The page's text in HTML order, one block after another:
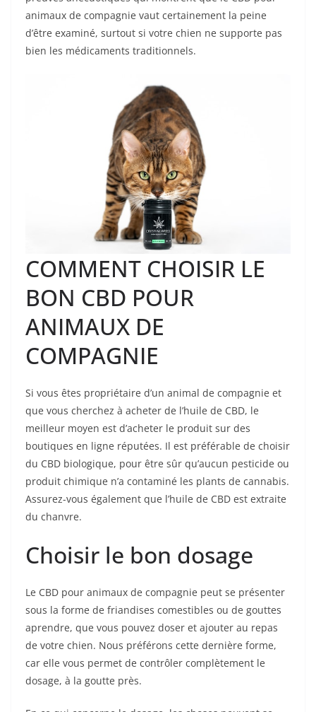
animaux de compagnie vaut certainement la peine
d’être examiné, surtout si votre chien ne supporte pas
bien les médicaments traditionnels.
COMMENT CHOISIR LE
BON CBD POUR
ANIMAUX DE
COMPAGNIE
Si vous êtes propriétaire d’un animal de compagnie et
que vous cherchez à acheter de l’huile de CBD, le
meilleur moyen est d’acheter le produit sur des
boutiques en ligne réputées. Il est préférable de choisir
du CBD biologique, pour être sûr qu’aucun pesticide ou
produit chimique n’a contaminé les plants de cannabis.
Assurez-vous également que l’huile de CBD est extraite
du chanvre.
Choisir le bon dosage
Le CBD pour animaux de compagnie peut se présenter
sous la forme de friandises comestibles ou de gouttes
aprendre, que vous pouvez doser et ajouter au repas
de votre chien. Nous préférons cette dernière forme,
car elle vous permet de contrôler complètement le
dosage, à la goutte près.